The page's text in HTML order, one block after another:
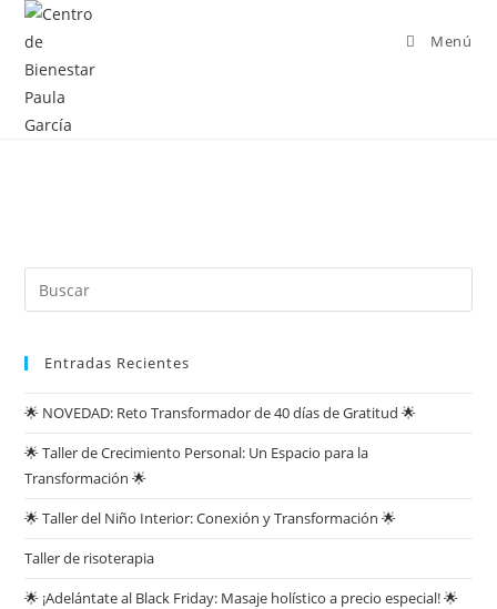
Menú
Entradas Recientes
🌟 NOVEDAD: Reto Transformador de 40 días de Gratitud 🌟
🌟 Taller de Crecimiento Personal: Un Espacio para la
Transformación 🌟
🌟 Taller del Niño Interior: Conexión y Transformación 🌟
Taller de risoterapia
🌟 ¡Adelántate al Black Friday: Masaje holístico a precio especial! 🌟